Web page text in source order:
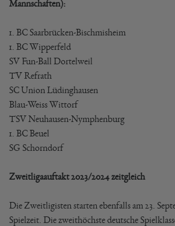
Mannschaften):
1. BC Saarbrücken-Bischmisheim
1. BC Wipperfeld
SV Fun-Ball Dortelweil
TV Refrath
SC Union Lüdinghausen
Blau-Weiss Wittorf
TSV Neuhausen-Nymphenburg
1. BC Beuel
SG Schorndorf
Zweitligaauftakt 2023/2024 zeitgleich
Die Zweitligisten starten ebenfalls am 23.
Spielzeit. Die zweithöchste deutsche